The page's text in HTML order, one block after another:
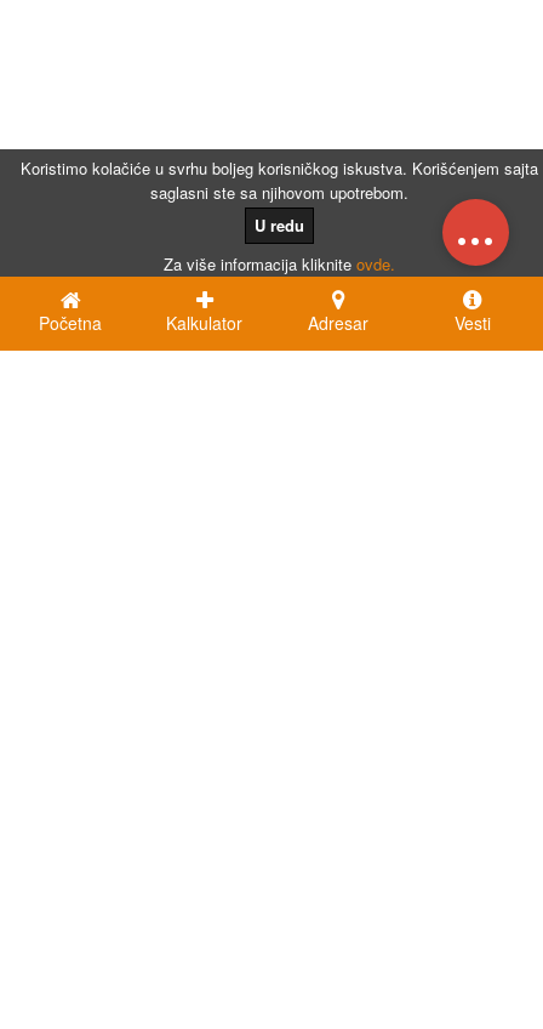
Koristimo kolačiće u svrhu boljeg korisničkog iskustva. Korišćenjem sajta
saglasni ste sa njihovom upotrebom.
U redu
Za više informacija kliknite ovde.
...
Početna Kalkulator Adresar Vesti